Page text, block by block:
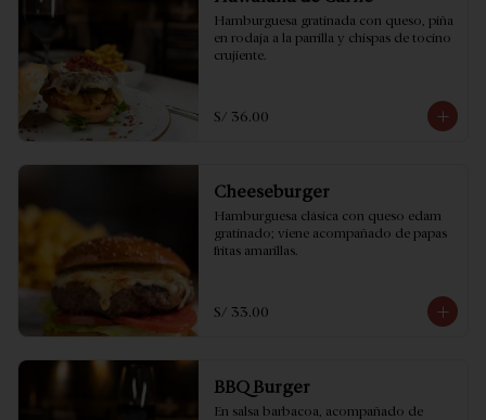
Hamburguesa gratinada con queso, piña
en rodaja a la parrilla y chispas de tocino
crujiente.
S/ 36.00
Cheeseburger
Hamburguesa clásica con queso edam
gratinado; viene acompañado de papas
fritas amarillas.
S/ 33.00
BBQ Burger
En salsa barbacoa, acompañado de